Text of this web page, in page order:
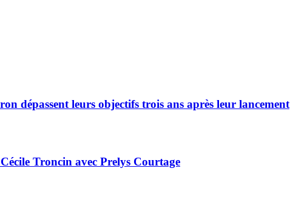
dépassent leurs objectifs trois ans après leur lancement
Troncin avec Prelys Courtage